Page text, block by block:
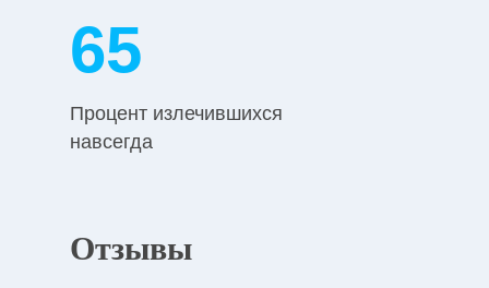
Процент излечившихся
навсегда
84
Отзывы